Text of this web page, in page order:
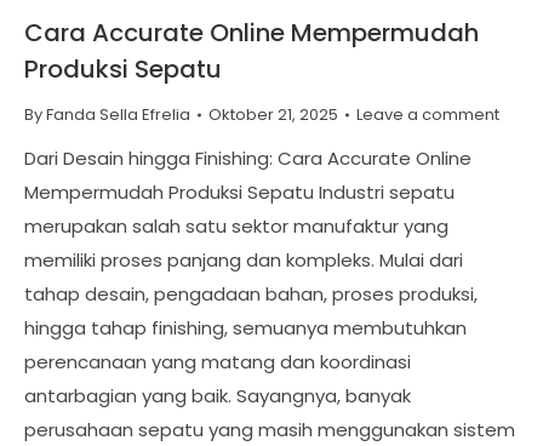
Cara Accurate Online Mempermudah
Produksi Sepatu
ByFanda Sella Efrelia Oktober 21, 2025 Leave a comment
Dari Desain hingga Finishing: Cara Accurate Online
Mempermudah Produksi Sepatu Industri sepatu
merupakan salah satu sektor manufaktur yang
memiliki proses panjang dan kompleks. Mulai dari
tahap desain, pengadaan bahan, proses produksi,
hingga tahap finishing, semuanya membutuhkan
perencanaan yang matang dan koordinasi
antarbagian yang baik. Sayangnya, banyak
perusahaan sepatu yang masih menggunakan sistem